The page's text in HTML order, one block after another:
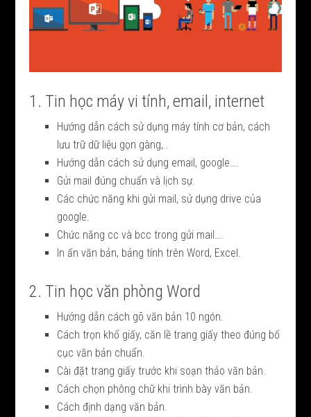
1. Tin học máy vi tính, email, internet
Hướng dẫn cách sử dụng máy tính cơ bản, cách
lưu trữ dữ liệu gọn gàng,..
Hướng dẫn cách sử dụng email, google….
Gửi mail đúng chuẩn và lịch sự.
Các chức năng khi gửi mail, sử dụng drive của
google.
Chức năng cc và bcc trong gửi mail….
In ấn văn bản, bảng tính trên Word, Excel.
2. Tin học văn phòng Word
Hướng dẫn cách gõ văn bản 10 ngón.
Cách trọn khổ giấy, căn lề trang giấy theo đúng bố
cục văn bản chuẩn.
Cài đặt trang giấy trước khi soạn thảo văn bản.
Cách chọn phông chữ khi trình bày văn bản.
Cách định dạng văn bản.